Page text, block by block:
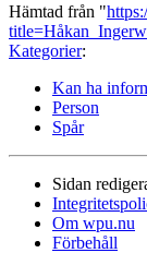
Hämtad från "
Kategorier:
Kan ha
Person
Spår
Sidan
Om wpu.nu
Förbehåll